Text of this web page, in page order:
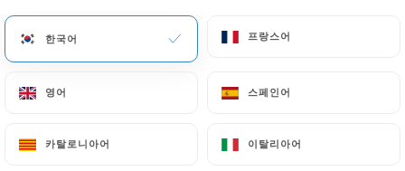
메뉴
한국어 프랑스어
영어 스페인어
카탈로니아어 이탈리아어
한국어 프랑스어
영어 스페인어
카탈로니아어 이탈리아어